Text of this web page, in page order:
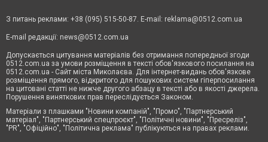
З питань реклами: +38 (095) 515-50-87. E-mail: reklama@0512.com.ua
E-mail редакції: news@0512.com.ua
Допускається цитування матеріалів без отримання попередньої згоди
0512.com.ua за умови розміщення в тексті обов'язкового посилання на
0512.com.ua - Сайт міста Миколаєва. Для інтернет-видань обов'язкове
розміщення прямого, відкритого для пошукових систем гіперпосилання
на цитовані статті не нижче другого абзацу в тексті або в якості джерела.
Порушення виняткових прав переслідується Законом.
Матеріали з плашками "Новини компаній", "Промо", "Партнерський
матеріал", "Партнерський спецпроєкт", "Політичні новини", "Пресреліз",
"PR", "Офіційно", "Політична реклама" публікуються на правах реклами.